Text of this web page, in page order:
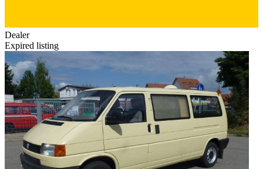
Dealer
Expired listing